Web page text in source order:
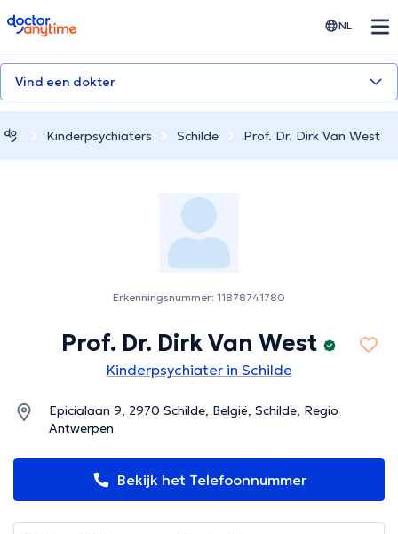
doctoranytime NL
Vind een dokter
Kinderpsychiaters Schilde Prof. Dr. Dirk Van West
Erkenningsnummer: 11878741780
Prof. Dr. Dirk Van West
Kinderpsychiater in Schilde
Epicialaan 9, 2970 Schilde, België, Schilde, Regio
Antwerpen
Bekijk het Telefoonnummer